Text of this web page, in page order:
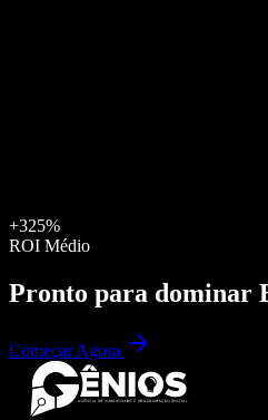
+325%
ROI Médio
Pronto para dominar
Começar Agora